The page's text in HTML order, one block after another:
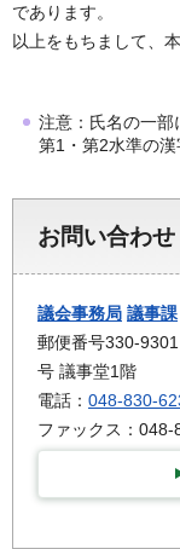
であります。
以上をもちまして、
注意：氏名の一部
第1・第2水準の漢
お問い合わせ
議会事務局 議事課
郵便番号330-
号 議事堂1階
電話： 048-830-
ファックス：048-